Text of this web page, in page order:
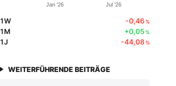
Jan '26 Jul '26
1W -0,46%
1M +0,05%
1J -44,08%
WEITERFÜHRENDE BEITRÄGE